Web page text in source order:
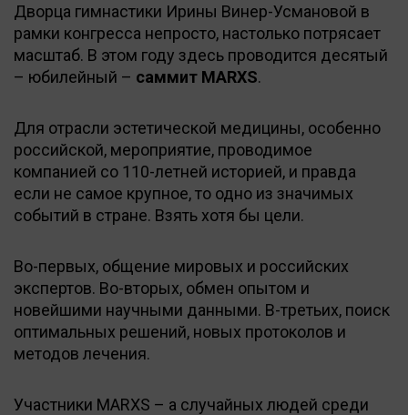
Дворца гимнастики Ирины Винер-Усмановой в
рамки конгресса непросто, настолько потрясает
масштаб. В этом году здесь проводится десятый
– юбилейный – саммит MARXS.
Для отрасли эстетической медицины, особенно
российской, мероприятие, проводимое
компанией со 110-летней историей, и правда
если не самое крупное, то одно из значимых
событий в стране. Взять хотя бы цели.
Во-первых, общение мировых и российских
экспертов. Во-вторых, обмен опытом и
новейшими научными данными. В-третьих, поиск
оптимальных решений, новых протоколов и
методов лечения.
Участники MARXS – а случайных людей среди